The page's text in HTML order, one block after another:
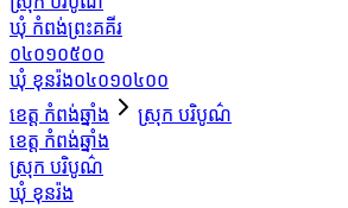
ឃុំ កំពង់ព្រះគគីរ
០៤០១០៥០០
ឃុំ ខុនរ៉ង០៤០១០៤០០
ខេត្ត កំពង់ឆ្នាំង
ស្រុក បរិបូណ៌
ខេត្ត កំពង់ឆ្នាំង
ស្រុក បរិបូណ៌
ឃុំ ខុនរ៉ង